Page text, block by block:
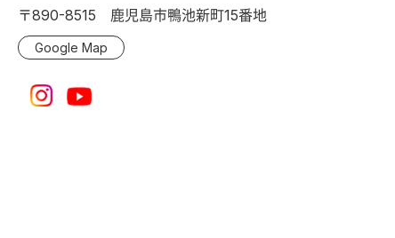
〒890-8515 鹿児島市鴨池新町15番地
Google Map